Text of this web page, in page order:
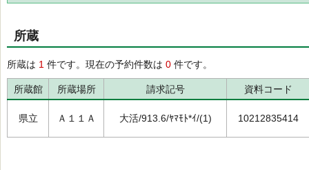
所蔵
所蔵は 1 件です。現在の予約件数は 0 件です。
所蔵館 所蔵場所 請求記号 資料コード
県立 Ａ１１Ａ 大活/913.6/ﾔﾏﾓﾄ*ｲ/(1) 10212835414